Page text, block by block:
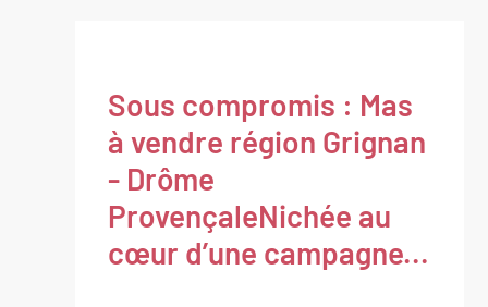
Sous compromis : Mas
à vendre région Grignan
- Drôme
ProvençaleNichée au
cœur d’une campagne...